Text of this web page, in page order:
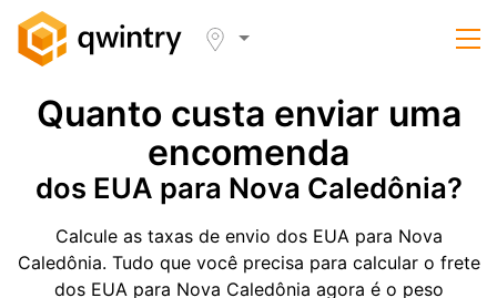
Quanto custa enviar uma
encomenda
dos EUA para Nova Caledônia?
Calcule as taxas de envio dos EUA para Nova
Caledônia. Tudo que você precisa para calcular o frete
dos EUA para Nova Caledônia agora é o peso